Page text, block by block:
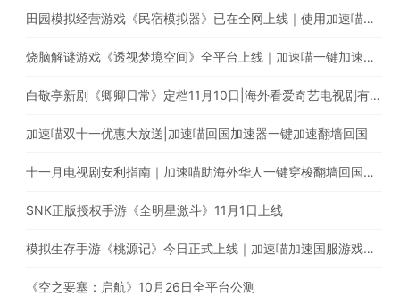
田园模拟经营游戏《民宿模拟器》已在全网上线｜使用加速喵一键加速国服手游
烧脑解谜游戏《透视梦境空间》全平台上线｜加速喵一键加速国服游戏
白敬亭新剧《卿卿日常》定档11月10日|海外看爱奇艺电视剧有地区限制怎么办?
加速喵双十一优惠大放送|加速喵回国加速器一键加速翻墙回国
十一月电视剧安利指南｜加速喵助海外华人一键穿梭翻墙回国追剧
SNK正版授权手游《全明星激斗》11月1日上线
模拟生存手游《桃源记》今日正式上线｜加速喵加速国服游戏全网最快
《空之要塞：启航》10月26日全平台公测